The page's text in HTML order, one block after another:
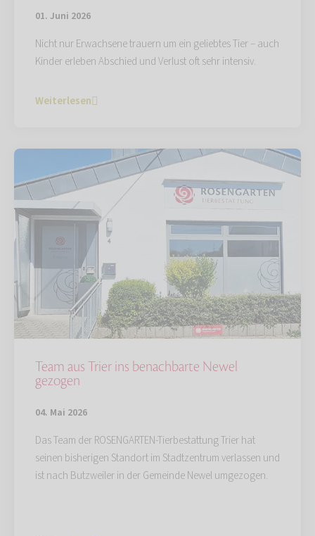
01. Juni 2026
Nicht nur Erwachsene trauern um ein geliebtes Tier – auch
Kinder erleben Abschied und Verlust oft sehr intensiv.
Weiterlesen
Team aus Trier ins benachbarte Newel
gezogen
04. Mai 2026
Das Team der ROSENGARTEN-Tierbestattung Trier hat
seinen bisherigen Standort im Stadtzentrum verlassen und
ist nach Butzweiler in der Gemeinde Newel umgezogen.